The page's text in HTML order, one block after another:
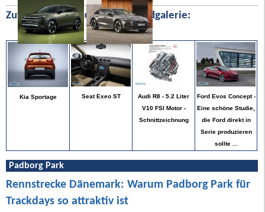
Zufällige Bilder aus unserer Bildgalerie:
Kia Sportage Seat Exeo ST
Audi R8 - 5.2 Liter
V10 FSI Motor -
Schnittzeichnung
Ford Evos Concept -
Eine schöne Studie,
die Ford direkt in
Serie produzieren
sollte ...
Padborg Park
Rennstrecke Dänemark: Warum Padborg Park für
Trackdays so attraktiv ist